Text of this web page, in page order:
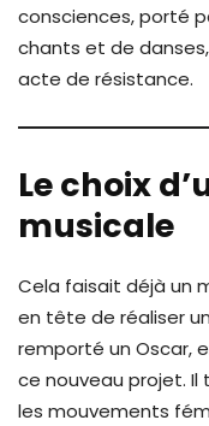
consciences, porté
chants et de
acte de résistance.
Le choix
musicale
Cela faisait déjà un
en tête de réaliser
remporté un Oscar,
ce nouveau projet. Il
les mouvements